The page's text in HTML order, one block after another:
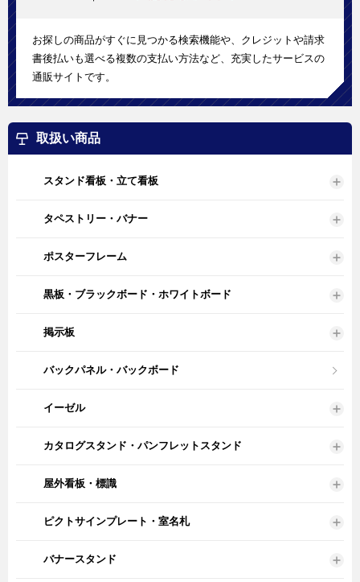
お探しの商品がすぐに見つかる検索機能や、クレジットや請求
書後払いも選べる複数の支払い方法など、充実したサービスの
通販サイトです。
取扱い商品
スタンド看板・立て看板
タペストリー・バナー
ポスターフレーム
黒板・ブラックボード・ホワイトボード
掲示板
バックパネル・バックボード
イーゼル
カタログスタンド・パンフレットスタンド
屋外看板・標識
ピクトサインプレート・室名札
バナースタンド